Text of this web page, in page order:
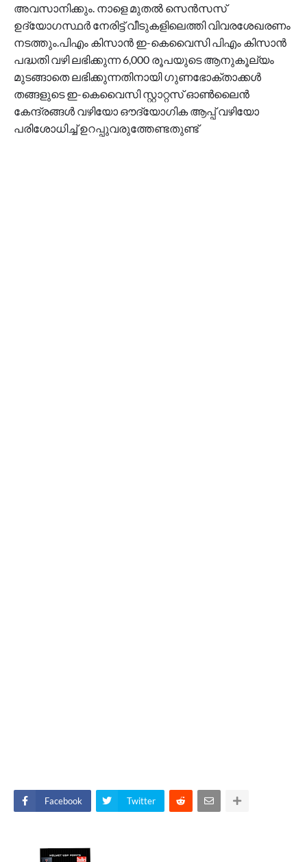
അവസാനിക്കും. നാളെ മുതൽ സെൻസസ്
ഉദ്യോഗസ്ഥർ നേരിട്ട് വീടുകളിലെത്തി വിവരശേഖരണം
നടത്തും.പിഎം കിസാൻ ഇ-കെവൈസി പിഎം കിസാൻ
പദ്ധതി വഴി ലഭിക്കുന്ന 6,000 രൂപയുടെ ആനുകൂല്യം
മുടങ്ങാതെ ലഭിക്കുന്നതിനായി ഗുണഭോക്താക്കൾ
തങ്ങളുടെ ഇ-കെവൈസി സ്റ്റാറ്റസ് ഓൺലൈൻ
കേന്ദ്രങ്ങൾ വഴിയോ ഔദ്യോഗിക ആപ്പ് വഴിയോ
പരിശോധിച്ച് ഉറപ്പുവരുത്തേണ്ടതുണ്ട്
Facebook Twitter